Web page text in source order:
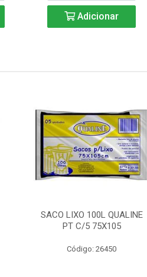
Adicionar
SACO LIXO 100L QUALINE
PT C/5 75X105
Código: 26450